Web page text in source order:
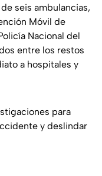
seis ambulancias,
Móvil de
Nacional del
entre los restos
a hospitales y
para
y deslindar